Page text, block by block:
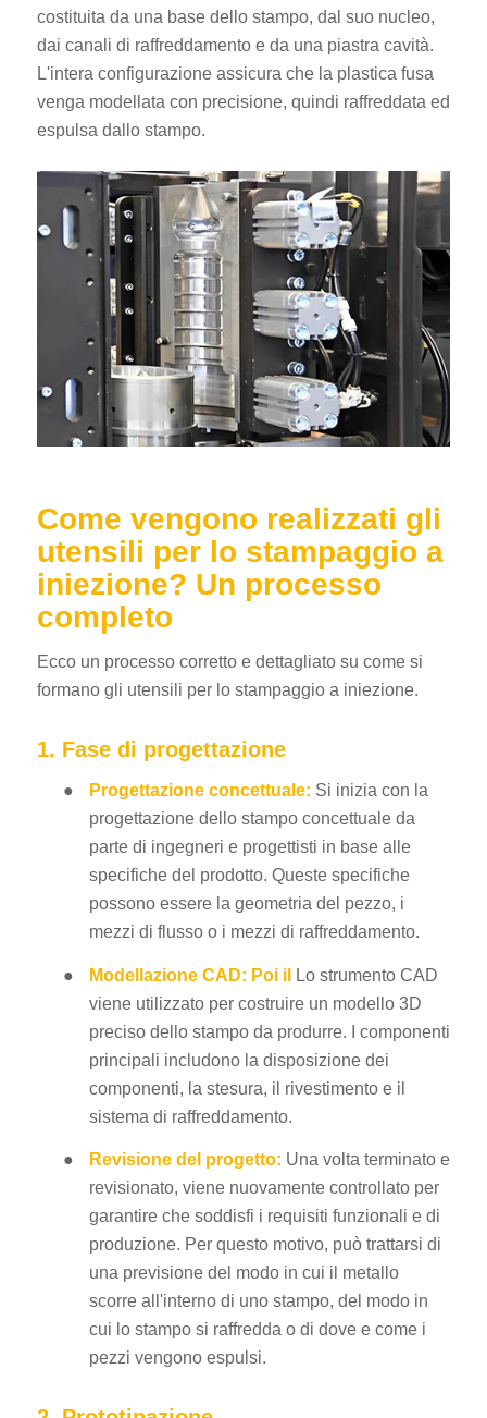
costituita da una base dello stampo, dal suo nucleo,
dai canali di raffreddamento e da una piastra cavità.
L'intera configurazione assicura che la plastica fusa
venga modellata con precisione, quindi raffreddata ed
espulsa dallo stampo.
Come vengono realizzati gli
utensili per lo stampaggio a
iniezione? Un processo
completo
Ecco un processo corretto e dettagliato su come si
formano gli utensili per lo stampaggio a iniezione.
1. Fase di progettazione
● Progettazione concettuale: Si inizia con la
progettazione dello stampo concettuale da
parte di ingegneri e progettisti in base alle
specifiche del prodotto. Queste specifiche
possono essere la geometria del pezzo, i
mezzi di flusso o i mezzi di raffreddamento.
● Modellazione CAD: Poi il
Lo strumento CAD
viene utilizzato per costruire un modello 3D
preciso dello stampo da produrre. I componenti
principali includono la disposizione dei
componenti, la stesura, il rivestimento e il
sistema di raffreddamento.
● Revisione del progetto: Una volta terminato e
revisionato, viene nuovamente controllato per
garantire che soddisfi i requisiti funzionali e di
produzione. Per questo motivo, può trattarsi di
una previsione del modo in cui il metallo
scorre all'interno di uno stampo, del modo in
cui lo stampo si raffredda o di dove e come i
pezzi vengono espulsi.